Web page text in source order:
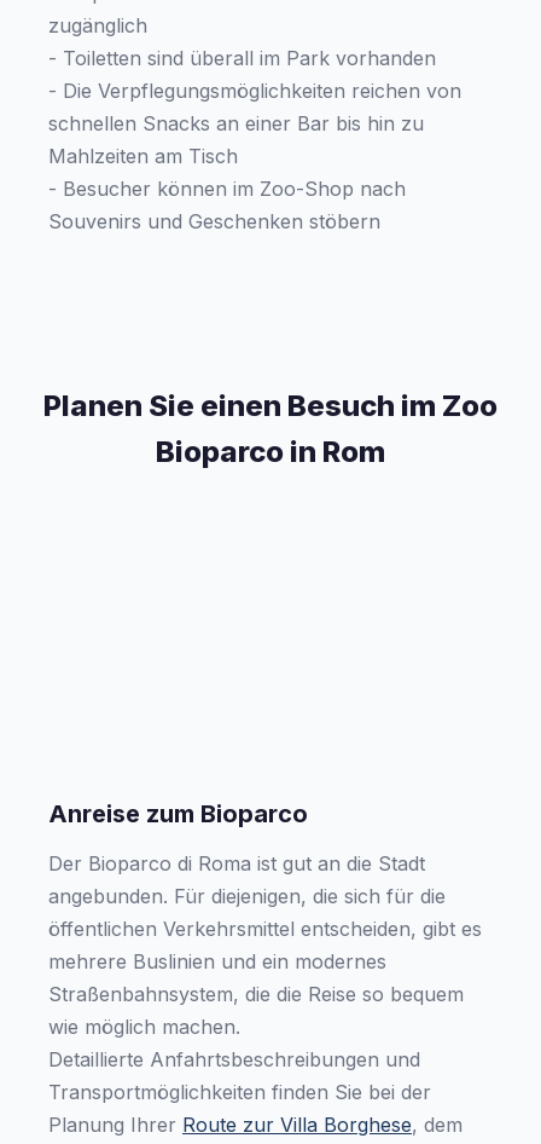
zugänglich
- Toiletten sind überall im Park vorhanden
- Die Verpflegungsmöglichkeiten reichen von
schnellen Snacks an einer Bar bis hin zu
Mahlzeiten am Tisch
- Besucher können im Zoo-Shop nach
Souvenirs und Geschenken stöbern
Planen Sie einen Besuch im Zoo
Bioparco in Rom
Anreise zum Bioparco
Der Bioparco di Roma ist gut an die Stadt
angebunden. Für diejenigen, die sich für die
öffentlichen Verkehrsmittel entscheiden, gibt es
mehrere Buslinien und ein modernes
Straßenbahnsystem, die die Reise so bequem
wie möglich machen.
Detaillierte Anfahrtsbeschreibungen und
Transportmöglichkeiten finden Sie bei der
Planung Ihrer Route zur Villa Borghese, dem